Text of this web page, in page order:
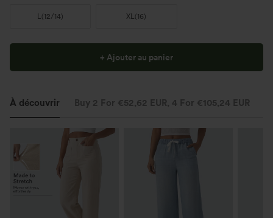
L(12/14) XL(16)
+ Ajouter au panier
À découvrir Buy 2 For €52,62 EUR, 4 For €105,24 EUR